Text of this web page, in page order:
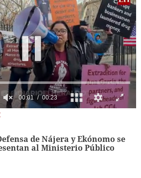
de Nájera y Ekónomo se
al Ministerio Público